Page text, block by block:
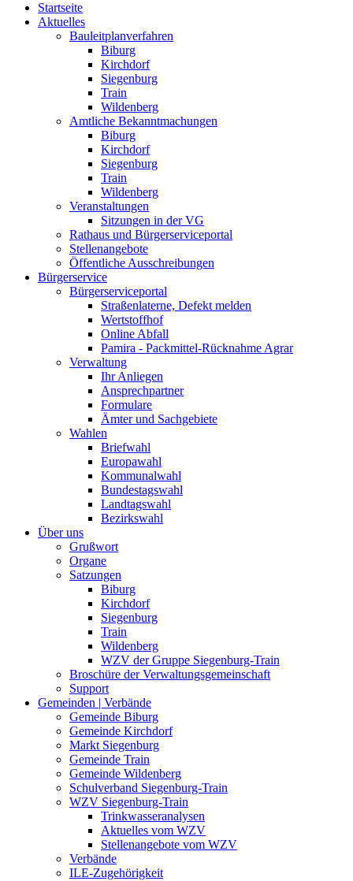
Startseite
Aktuelles
Bauleitplanverfahren
Biburg
Kirchdorf
Siegenburg
Train
Wildenberg
Amtliche Bekanntmachungen
Biburg
Kirchdorf
Siegenburg
Train
Wildenberg
Veranstaltungen
Sitzungen in der VG
Rathaus und Bürgerserviceportal
Stellenangebote
Öffentliche Ausschreibungen
Bürgerservice
Bürgerserviceportal
Straßenlaterne, Defekt melden
Wertstoffhof
Online Abfall
Pamira - Packmittel-Rücknahme Agrar
Verwaltung
Ihr Anliegen
Ansprechpartner
Formulare
Ämter und Sachgebiete
Wahlen
Briefwahl
Europawahl
Kommunalwahl
Bundestagswahl
Landtagswahl
Bezirkswahl
Über uns
Grußwort
Organe
Satzungen
Biburg
Kirchdorf
Siegenburg
Train
Wildenberg
WZV der Gruppe Siegenburg-Train
Broschüre der Verwaltungsgemeinschaft
Support
Gemeinden | Verbände
Gemeinde Biburg
Gemeinde Kirchdorf
Markt Siegenburg
Gemeinde Train
Gemeinde Wildenberg
Schulverband Siegenburg-Train
WZV Siegenburg-Train
Trinkwasseranalysen
Aktuelles vom WZV
Stellenangebote vom WZV
Verbände
ILE-Zugehörigkeit